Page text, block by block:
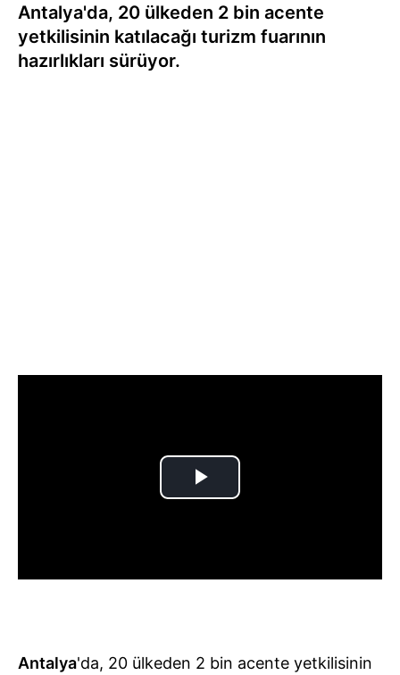
Antalya'da, 20 ülkeden 2 bin acente
yetkilisinin katılacağı turizm fuarının
hazırlıkları sürüyor.
Antalya'da, 20 ülkeden 2 bin acente yetkilisinin